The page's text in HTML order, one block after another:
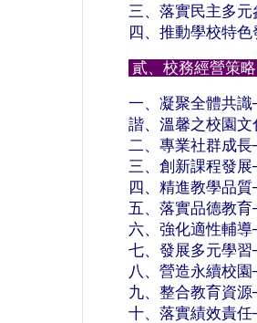
三、落實民主多
四、推動學校特
貳、校務經營策
一、凝聚全體共
諧、溫馨之校園文
二、專業社群成
三、創新課程發
四、精進教學品
五、落實品德教
六、強化適性輔
七、發展多元學
八、營造永續校
九、整合教育資
十、落實績效責